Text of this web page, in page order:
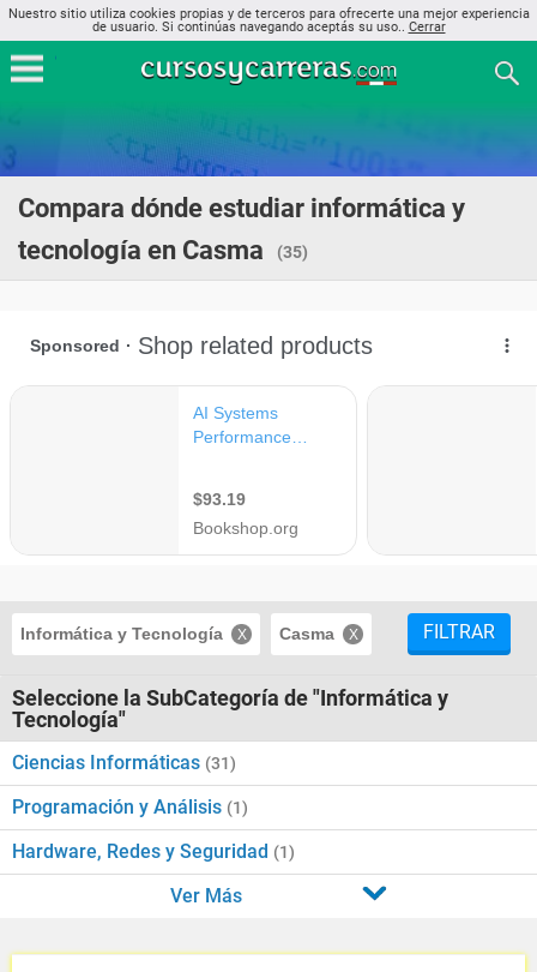
Nuestro sitio utiliza cookies propias y de terceros para ofrecerte una mejor experiencia
de usuario. Si continúas navegando aceptás su uso.. Cerrar
Compara dónde estudiar informática y
tecnología en Casma
(35)
Informática y Tecnología Casma FILTRAR
Seleccione la SubCategoría de "Informática y
Tecnología"
Ciencias Informáticas (31)
Programación y Análisis (1)
Hardware, Redes y Seguridad (1)
Ver Más